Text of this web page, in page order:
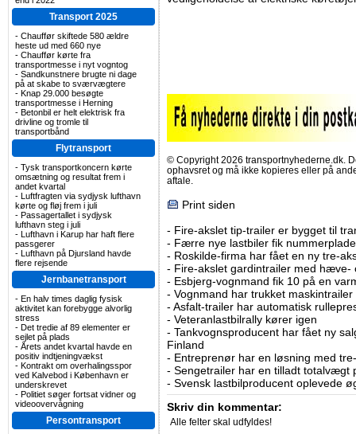
Transport 2025
- Chauffør skiftede 580 ældre
heste ud med 660 nye
- Chauffør kørte fra
transportmesse i nyt vogntog
- Sandkunstnere brugte ni dage
på at skabe to sværvægtere
- Knap 29.000 besøgte
transportmesse i Herning
- Betonbil er helt elektrisk fra
drivline og tromle til
transportbånd
Flytransport
- Tysk transportkoncern kørte
omsætning og resultat frem i
andet kvartal
- Luftfragten via sydjysk lufthavn
kørte og fløj frem i juli
- Passagertallet i sydjysk
lufthavn steg i juli
- Lufthavn i Karup har haft flere
passgerer
- Lufthavn på Djursland havde
flere rejsende
Jernbanetransport
- En halv times daglig fysisk
aktivitet kan forebygge alvorlig
stress
- Det tredie af 89 elementer er
sejlet på plads
- Årets andet kvartal havde en
positiv indtjeningvækst
- Kontrakt om overhalingsspor
ved Kalvebod i København er
underskrevet
- Politiet søger fortsat vidner og
videoovervågning
Persontransport
© Copyright 2026 transportnyhederne.dk.
ophavsret og må ikke kopieres eller på
aftale.
Print siden
- Fire-akslet tip-trailer er bygget til
- Færre nye lastbiler fik
- Roskilde-firma har fået en ny tre-
- Fire-akslet gardintrailer med hæve-
- Esbjerg-vognmand fik 10 på en
- Vognmand har trukket
- Asfalt-trailer har automatisk
- Veteranlastbilrally kører igen
- Tankvognsproducent har fået ny
Finland
- Entreprenør har en løsning med
- Sengetrailer har en tilladt totalvægt
- Svensk lastbilproducent oplevede
Skriv din kommentar:
Alle felter skal udfyldes!